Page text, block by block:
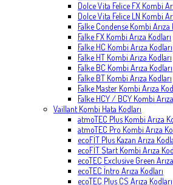
Dolce Vita Felice FX Kombi
Dolce Vita Felice LN Kombi
Falke Condense Kombi Arıza
Falke FX Kombi Arıza Kodları
Falke HC Kombi Arıza Kodları
Falke HT Kombi Arıza Kodları
Falke BC Kombi Arıza Kodları
Falke BT Kombi Arıza Kodları
Falke Master Kombi Arıza
Falke HCY / BCY Kombi
Vaillant Kombi Hata Kodları
atmoTEC Plus Kombi Arıza
atmoTEC Pro Kombi Arıza
ecoFİT Plus Kazan Arıza
ecoFİT Start Kombi Arıza
ecoTEC Exclusive Green
ecoTEC İntro Arıza Kodları
ecoTEC Plus CS Arıza Kodları